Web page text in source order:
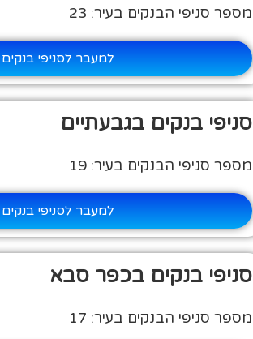
מספר סניפי הבנקים בעיר: 23
למעבר לסניפי בנקים
סניפי בנקים בגבעתיים
מספר סניפי הבנקים בעיר: 19
למעבר לסניפי בנקים
סניפי בנקים בכפר סבא
מספר סניפי הבנקים בעיר: 17